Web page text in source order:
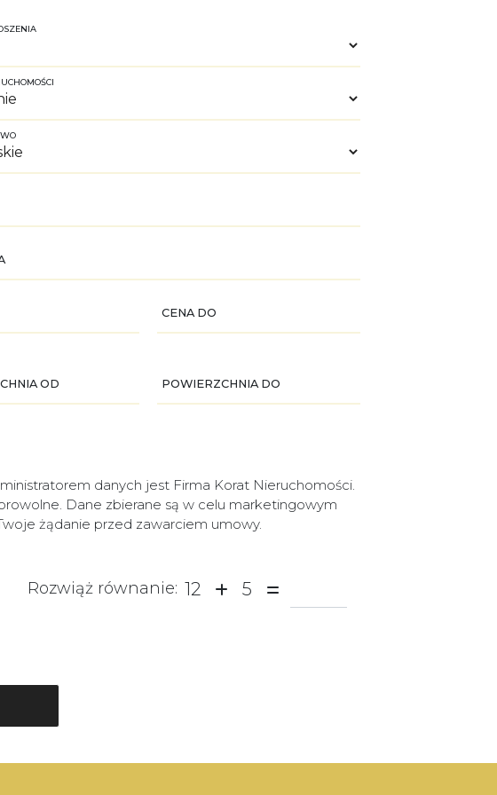
CENA DO
OD POWIERZCHNIA DO
danych jest Firma Korat Nieruchomości.
Dane zbierane są w celu marketingowym
żądanie przed zawarciem umowy.
Rozwiąż równanie: 12 5